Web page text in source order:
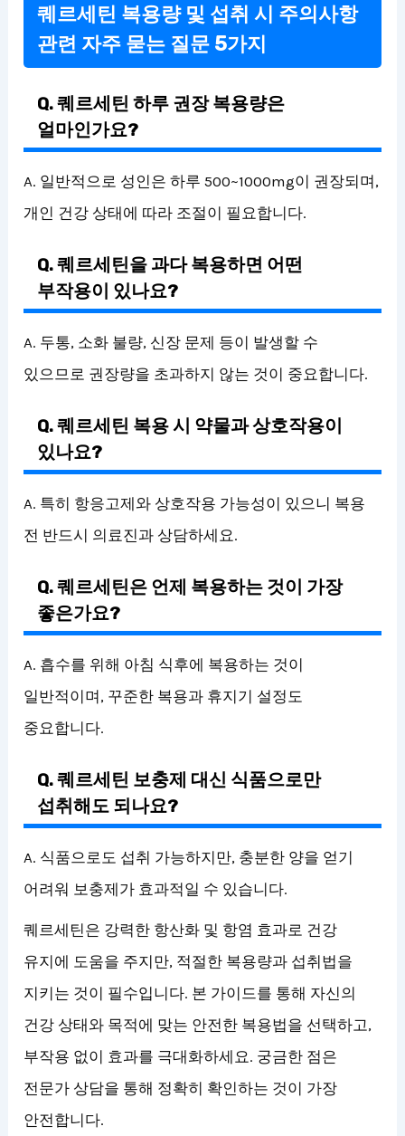
퀘르세틴 복용량 및 섭취 시 주의사항
관련 자주 묻는 질문 5가지
Q. 퀘르세틴 하루 권장 복용량은
얼마인가요?
A. 일반적으로 성인은 하루 500~1000mg이 권장되며,
개인 건강 상태에 따라 조절이 필요합니다.
Q. 퀘르세틴을 과다 복용하면 어떤
부작용이 있나요?
A. 두통, 소화 불량, 신장 문제 등이 발생할 수
있으므로 권장량을 초과하지 않는 것이 중요합니다.
Q. 퀘르세틴 복용 시 약물과 상호작용이
있나요?
A. 특히 항응고제와 상호작용 가능성이 있으니 복용
전 반드시 의료진과 상담하세요.
Q. 퀘르세틴은 언제 복용하는 것이 가장
좋은가요?
A. 흡수를 위해 아침 식후에 복용하는 것이
일반적이며, 꾸준한 복용과 휴지기 설정도
중요합니다.
Q. 퀘르세틴 보충제 대신 식품으로만
섭취해도 되나요?
A. 식품으로도 섭취 가능하지만, 충분한 양을 얻기
어려워 보충제가 효과적일 수 있습니다.
퀘르세틴은 강력한 항산화 및 항염 효과로 건강
유지에 도움을 주지만, 적절한 복용량과 섭취법을
지키는 것이 필수입니다. 본 가이드를 통해 자신의
건강 상태와 목적에 맞는 안전한 복용법을 선택하고,
부작용 없이 효과를 극대화하세요. 궁금한 점은
전문가 상담을 통해 정확히 확인하는 것이 가장
안전합니다.